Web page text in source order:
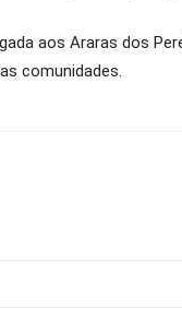
aos Araras dos
comunidades.